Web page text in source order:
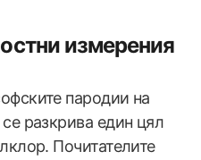
измерения
пародии на
разкрива един цял
Почитателите